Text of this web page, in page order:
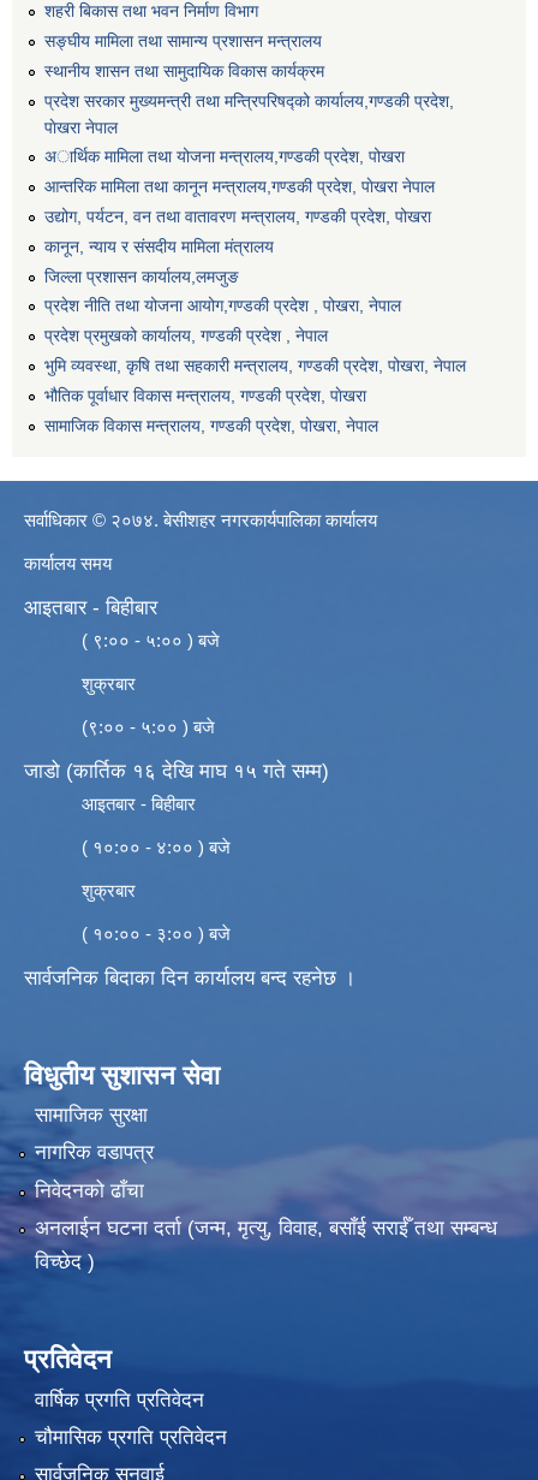
शहरी बिकास तथा भवन निर्माण विभाग
सङ्घीय मामिला तथा सामान्य प्रशासन मन्त्रालय
स्थानीय शासन तथा सामुदायिक विकास कार्यक्रम
प्रदेश सरकार मुख्यमन्त्री तथा मन्त्रिपरिषद्को कार्यालय,गण्डकी प्रदेश,
पाेखरा नेपाल
अार्थिक मामिला तथा योजना मन्त्रालय,गण्डकी प्रदेश, पोखरा
आन्तरिक मामिला तथा कानून मन्त्रालय,गण्डकी प्रदेश, पाेखरा नेपाल
उद्योग, पर्यटन, वन तथा वातावरण मन्त्रालय, गण्डकी प्रदेश, पोखरा
कानून, न्याय र संसदीय मामिला मंत्रालय
जिल्ला प्रशासन कार्यालय,लमजुङ
प्रदेश नीति तथा योजना आयोग,गण्डकी प्रदेश , पोखरा, नेपाल
प्रदेश प्रमुखको कार्यालय, गण्डकी प्रदेश , नेपाल
भुमि व्यवस्था, कृषि तथा सहकारी मन्त्रालय, गण्डकी प्रदेश, पोखरा, नेपाल
भौतिक पूर्वाधार विकास मन्त्रालय, गण्डकी प्रदेश, पाेखरा
सामाजिक विकास मन्त्रालय, गण्डकी प्रदेश, पोखरा, नेपाल
सर्वाधिकार © २०७४. बेसीशहर नगरकार्यपालिका कार्यालय
कार्यालय समय
आइतबार - बिहीबार
( ९:०० - ५:०० ) बजे
शुक्रबार
(९:०० - ५:०० ) बजे
जाडो (कार्तिक १६ देखि माघ १५ गते सम्म)
आइतबार - बिहीबार
( १०:०० - ४:०० ) बजे
शुक्रबार
( १०:०० - ३:०० ) बजे
सार्वजनिक बिदाका दिन कार्यालय बन्द रहनेछ ।
विधुतीय सुशासन सेवा
सामाजिक सुरक्षा
नागरिक वडापत्र
निवेदनको ढाँचा
अनलाईन घटना दर्ता (जन्म, मृत्यु, विवाह, बसाँई सराईँ तथा सम्बन्ध
विच्छेद )
प्रतिवेदन
वार्षिक प्रगति प्रतिवेदन
चौमासिक प्रगति प्रतिवेदन
सार्वजनिक सुनुवाई